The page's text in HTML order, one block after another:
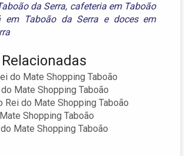
da Serra, cafeteria em Taboão
em Taboão da Serra e doces em
do Mate Shopping Taboão
Mate Shopping Taboão
Rei do Mate Shopping Taboão
Shopping Taboão
Mate Shopping Taboão